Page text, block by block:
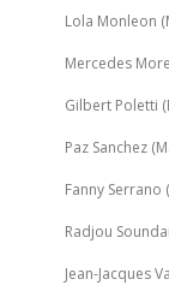
Lola Monleon
Mercedes
Gilbert Poletti
Paz Sanchez
Fanny Serrano
Radjou
Jean-Jacques